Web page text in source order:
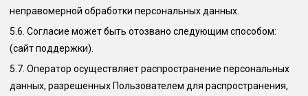
неправомерной обработки персональных данных.
5.6. Согласие может быть отозвано следующим способом:
(сайт поддержки)
5.7. Оператор осуществляет распространение персональных
данных, разрешенных Пользователем для распространения,